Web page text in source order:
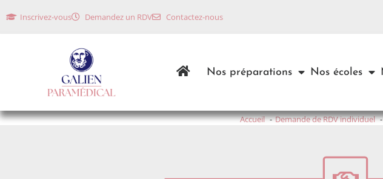
Inscrivez-vous Demandez un RDV Contactez-nous
Nos préparations Nos écoles
Accueil Demande de RDV individuel